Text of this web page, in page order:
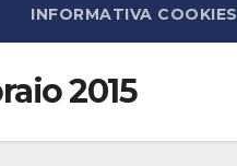
INFORMATIVA COOKIES
2015